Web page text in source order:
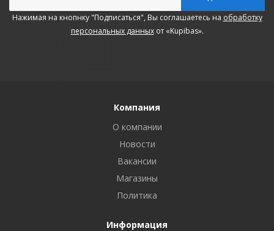
Нажимая на кнопнку "Подписаться", Вы соглашаетесь на обработку
персональных данныхот «Kupibas».
Компания
О компании
Новости
Вакансии
Магазины
Политика
Информация